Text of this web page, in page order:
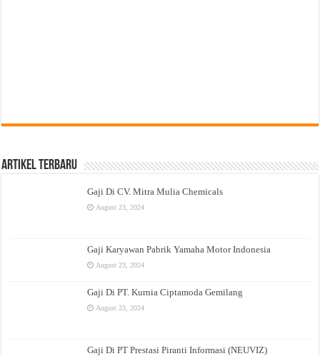
Artikel Terbaru
Gaji Di CV. Mitra Mulia Chemicals
August 23, 2024
Gaji Karyawan Pabrik Yamaha Motor Indonesia
August 23, 2024
Gaji Di PT. Kurnia Ciptamoda Gemilang
August 23, 2024
Gaji Di PT Prestasi Piranti Informasi (NEUVIZ)